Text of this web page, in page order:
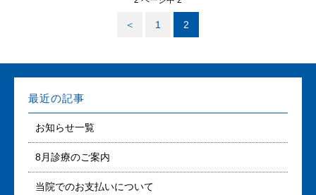
＜ 1 2
最近の記事
お知らせ一覧
8月診療のご案内
当院でのお支払いについて